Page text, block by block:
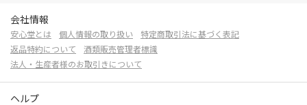
会社情報
安心堂とは 個人情報の取り扱い
特定商取引法に基づく表記
返品特約について
酒類販売管理者標識
法人・生産者様のお取引きについて
ヘルプ